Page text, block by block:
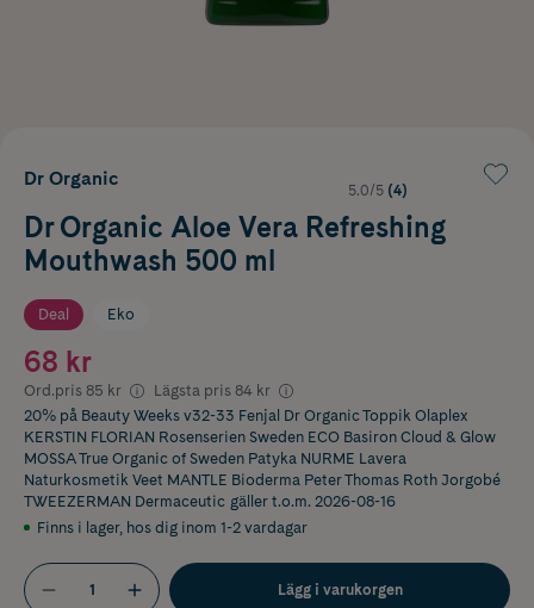
Dr Organic
5.0/5 (4)
Dr Organic Aloe Vera Refreshing
Mouthwash 500 ml
Deal Eko
68 kr
Ord.pris 85 kr Lägsta pris 84 kr
20% på Beauty Weeks v32-33 Fenjal Dr Organic Toppik Olaplex
KERSTIN FLORIAN Rosenserien Sweden ECO Basiron Cloud & Glow
MOSSA True Organic of Sweden Patyka NURME Lavera
Naturkosmetik Veet MANTLE Bioderma Peter Thomas Roth Jorgobé
TWEEZERMAN Dermaceutic gäller t.o.m. 2026-08-16
Finns i lager, hos dig inom 1-2 vardagar
Lägg i varukorgen